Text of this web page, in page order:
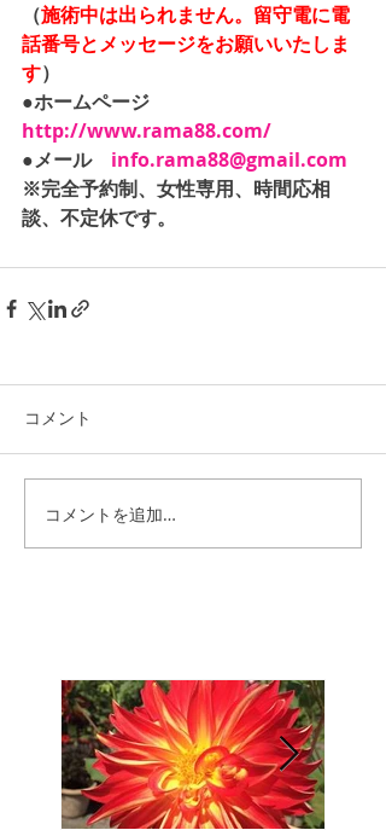
（施術中は出られません。留守電に電
話番号とメッセージをお願いいたしま
す）
●ホームページ
http://www.rama88.com/
●メール info.rama88@gmail.com
※完全予約制、女性専用、時間応相
談、不定休です。
コメント
コメントを追加…